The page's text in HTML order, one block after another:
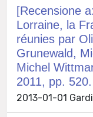
[Recensione
Lorraine, la
réunies par
Grunewald,
Michel
2011, pp. 520.
2013-01-01